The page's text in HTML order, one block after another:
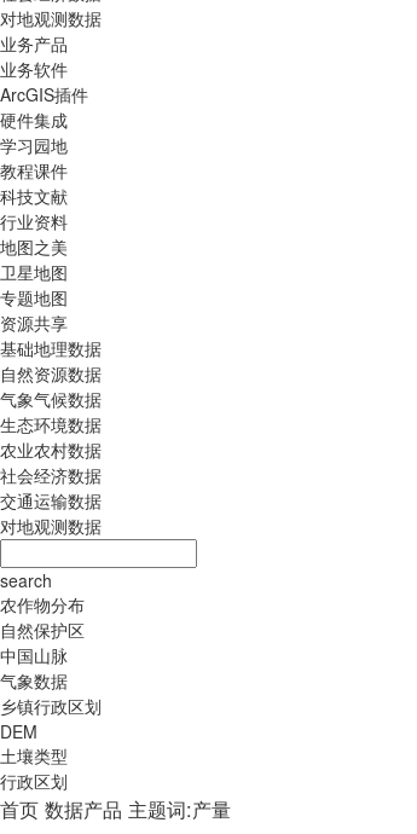
对地观测数据
业务产品
业务软件
ArcGIS插件
硬件集成
学习园地
教程课件
科技文献
行业资料
地图之美
卫星地图
专题地图
资源共享
基础地理数据
自然资源数据
气象气候数据
生态环境数据
农业农村数据
社会经济数据
交通运输数据
对地观测数据
search
农作物分布
自然保护区
中国山脉
气象数据
乡镇行政区划
DEM
土壤类型
行政区划
首页 数据产品 主题词:产量